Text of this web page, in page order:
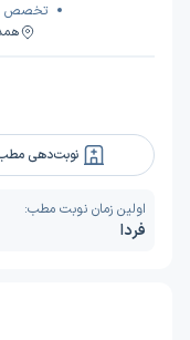
تخصص
نوبت‌دهی
اولین زمان نوبت مطب:
فردا